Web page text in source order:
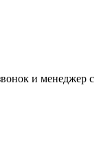
и менеджер с